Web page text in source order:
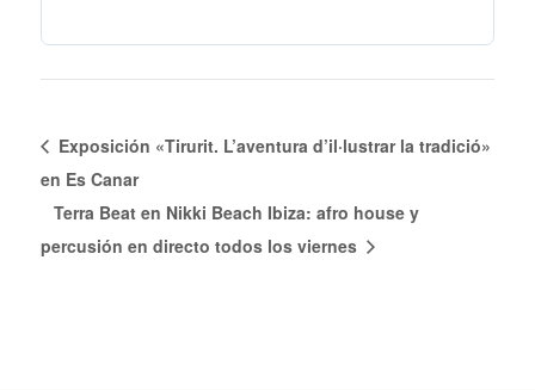
Exposición «Tirurit. L’aventura d’il·lustrar la tradició»
en Es Canar
Terra Beat en Nikki Beach Ibiza: afro house y
percusión en directo todos los viernes